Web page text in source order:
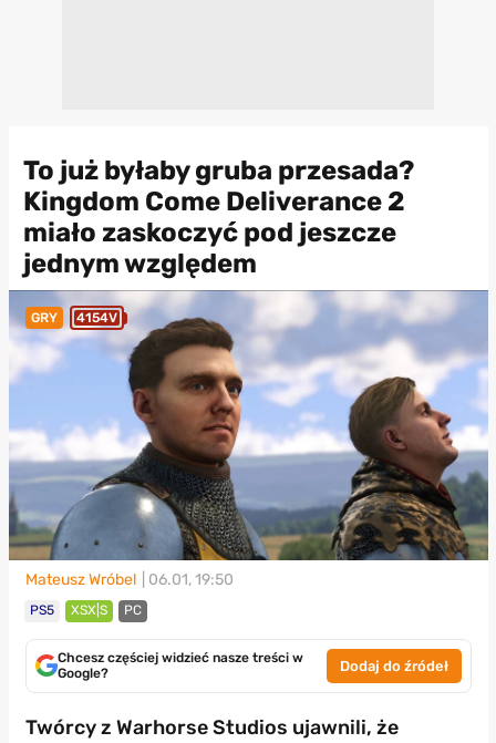
To już byłaby gruba przesada?
Kingdom Come Deliverance 2
miało zaskoczyć pod jeszcze
jednym względem
GRY 4154V
Mateusz Wróbel | 06.01, 19:50
PS5 XSX|S PC
Chcesz częściej widzieć nasze treści w
Google?
Dodaj do źródeł
Twórcy z Warhorse Studios ujawnili, że